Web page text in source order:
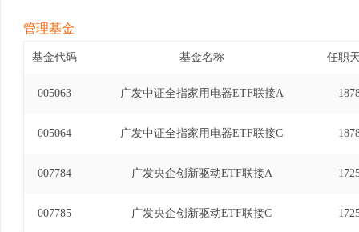
费交易型开放式指数证券投资基金发起式联接
(自2015年8月18日至2018年12月20日)、广发中
券投资基金发起式联接基金基金经理(自2017年
中证全指可选消费交易型开放式指数证券投资
至2021年6月17日)、广发中证全指信息技术交
管理基金
基金代码 基金名称 任职
005063 广发中证全指家用电器ETF联接A
005064 广发中证全指家用电器ETF联接C
007784 广发央企创新驱动ETF联接A
007785 广发央企创新驱动ETF联接C